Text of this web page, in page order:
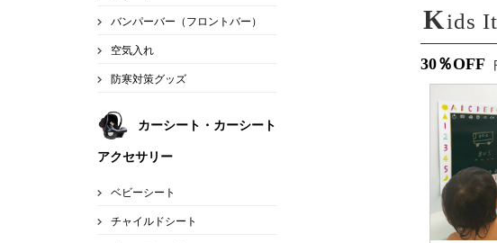
バンパーバー（フロントバー）
空気入れ
防寒対策グッズ
カーシート・カーシート
アクセサリー
ベビーシート
チャイルドシート
Kids
30％OFF